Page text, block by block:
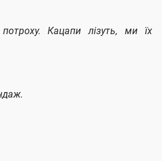
Кацапи лізуть, ми їх